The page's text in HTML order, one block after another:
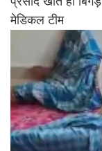
मेडिकल टीम